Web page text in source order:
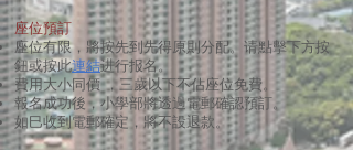
座位預訂
座位有限，將按先到先得原則分配。请點擊下方按
鈕或按此連結进行报名。
費用大小同價 ，三歲以下不佔座位免費。
報名成功後，小學部將透過電郵確認預訂。
如巳收到電郵確定，將不設退款。